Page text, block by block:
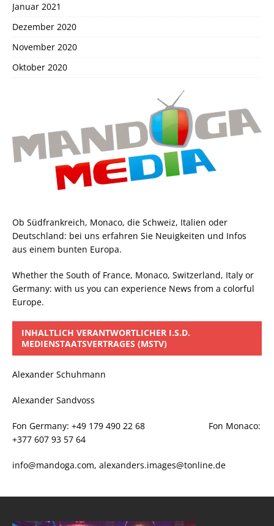
Januar 2021
Dezember 2020
November 2020
Oktober 2020
Ob Südfrankreich, Monaco, die Schweiz, Italien oder
Deutschland: bei uns erfahren Sie Neuigkeiten und Infos
aus einem bunten Europa.
Whether the South of France, Monaco, Switzerland, Italy or
Germany: with us you can experience News from a colorful
Europe.
INHALTLICH VERANTWORTLICHER I.S.D.
MEDIENSTAATSVERTRAGES (MSTV)
Alexander Schuhmann
Alexander Sandvoss
Fon Germany: +49 179 490 22 68 Fon Monaco:
+377 607 93 57 64
info@mandoga.com, alexanders.images@tonline.de